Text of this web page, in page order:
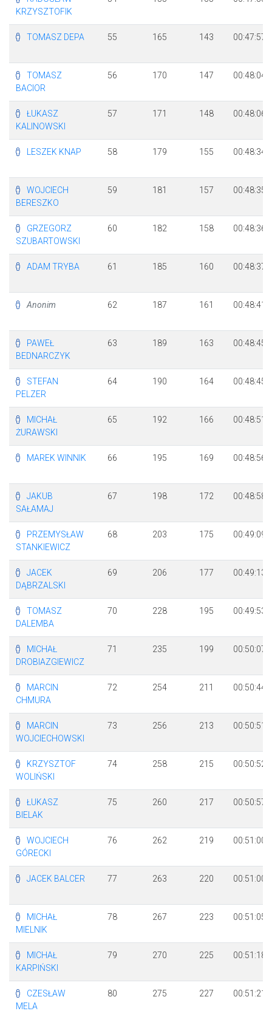
KRZYSZTOFIK
TOMASZ DEPA 55 165 143 00:47:57
TOMASZ
BACIOR
56 170 147 00:48:04
ŁUKASZ
KALINOWSKI
57 171 148 00:48:06
LESZEK KNAP 58 179 155 00:48:34
WOJCIECH
BERESZKO
59 181 157 00:48:35
GRZEGORZ
SZUBARTOWSKI
60 182 158 00:48:36
ADAM TRYBA 61 185 160 00:48:37
Anonim 62 187 161 00:48:41
PAWEŁ
BEDNARCZYK
63 189 163 00:48:45
STEFAN
PELZER
64 190 164 00:48:45
MICHAŁ
ŻURAWSKI
65 192 166 00:48:51
MAREK WINNIK 66 195 169 00:48:56
JAKUB
SAŁAMAJ
67 198 172 00:48:58
PRZEMYSŁAW
STANKIEWICZ
68 203 175 00:49:09
JACEK
DĄBRZALSKI
69 206 177 00:49:13
TOMASZ
DALEMBA
70 228 195 00:49:53
MICHAŁ
DROBIAZGIEWICZ
71 235 199 00:50:07
MARCIN
CHMURA
72 254 211 00:50:44
MARCIN
WOJCIECHOWSKI
73 256 213 00:50:51
KRZYSZTOF
WOLIŃSKI
74 258 215 00:50:52
ŁUKASZ
BIELAK
75 260 217 00:50:57
WOJCIECH
GÓRECKI
76 262 219 00:51:00
JACEK BALCER 77 263 220 00:51:00
MICHAŁ
MIELNIK
78 267 223 00:51:05
MICHAŁ
KARPIŃSKI
79 270 225 00:51:18
CZESŁAW
MELA
80 275 227 00:51:21